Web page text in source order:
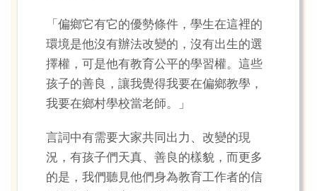
「偏鄉它有它的優勢條件，學生在這裡的
環境是他沒有辦法改變的，沒有出生的選
擇權，可是他有教育公平的學習權。這些
孩子的善良，讓我覺得我要在偏鄉教學，
我要在鄉村學校當老師。」
言詞中有需要大家共同出力、改變的現
況，有孩子們天真、善良的樣貌，而更多
的是，我們聽見他們身為教育工作者的信